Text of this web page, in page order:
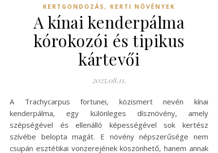
KERTGONDOZÁS, KERTI NÖVÉNYEK
A kínai kenderpálma
kórokozói és tipikus
kártevői
2025.08.11.
A Trachycarpus fortunei, közismert nevén kínai
kenderpálma, egy különleges dísznövény, amely
szépségével és ellenálló képességével sok kertész
szívébe belopta magát. E növény népszerűsége nem
csupán esztétikai vonzerejének köszönhető, hanem annak